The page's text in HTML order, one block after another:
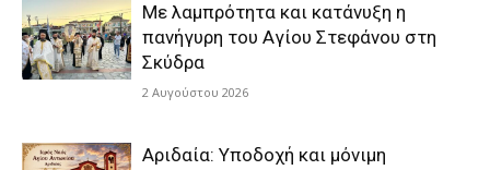
Με λαμπρότητα και κατάνυξη η
πανήγυρη του Αγίου Στεφάνου στη
Σκύδρα
2 Αυγούστου 2026
Αριδαία: Υποδοχή και μόνιμη